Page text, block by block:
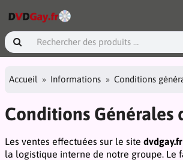
Accueil Informations Conditions
Conditions Générales
Les ventes effectuées sur le site dvdgay.fr
la logistique interne de notre groupe. Le